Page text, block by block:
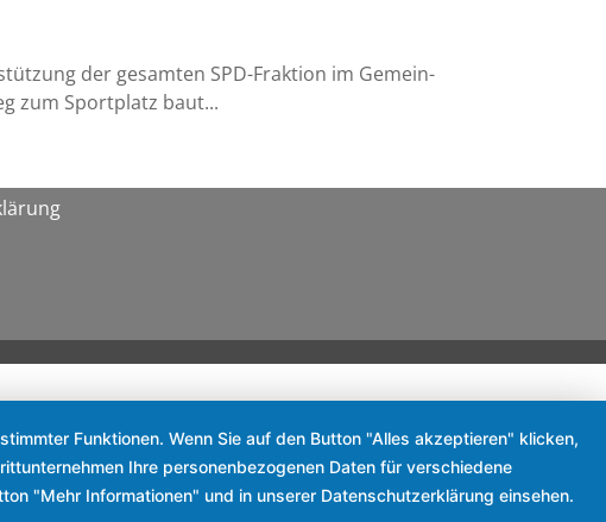
der gesam­ten SPD-Frak­ti­on im Gemein­
zum Sport­platz baut...
Funktionen. Wenn Sie auf den Button "Alles akzeptieren" klicken,
Ihre personenbezogenen Daten für verschiedene
"Mehr Informationen" und in unserer Datenschutzerklärung einsehen.